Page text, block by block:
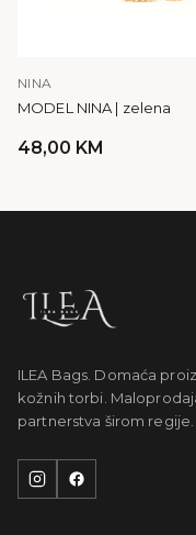
NINA
MODEL NINA | zelena
48,00 KM
ILEA Bags. Domaća
kožnih torbi.
partnerstva širom regije.